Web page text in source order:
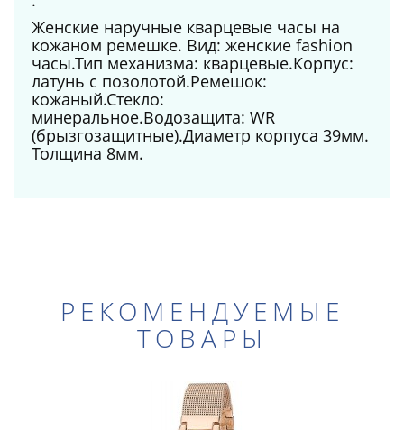
Женские наручные кварцевые часы на
кожаном ремешке. Вид: женские fashion
часы.Тип механизма: кварцевые.Корпус:
латунь с позолотой.Ремешок:
кожаный.Стекло:
минеральное.Водозащита: WR
(брызгозащитные).Диаметр корпуса 39мм.
Толщина 8мм.
РЕКОМЕНДУЕМЫЕ
ТОВАРЫ